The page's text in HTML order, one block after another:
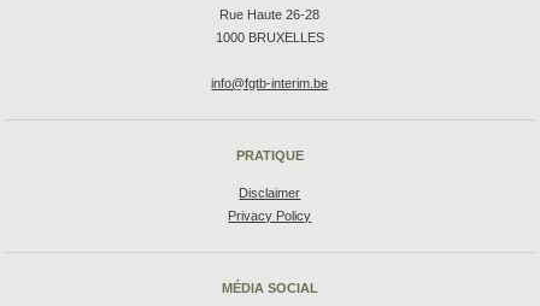
Rue Haute 26-28
1000 BRUXELLES
info@fgtb-interim.be
PRATIQUE
Disclaimer
Privacy Policy
MÉDIA SOCIAL